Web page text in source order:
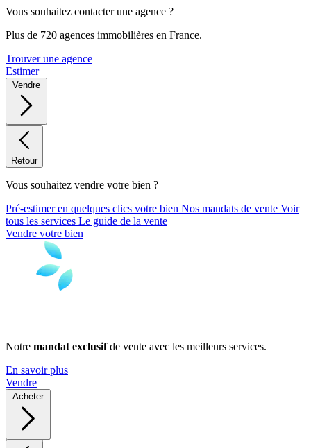
Vous souhaitez contacter une agence ?
Plus de 720 agences immobilières en France.
Trouver une agence
Estimer
Vendre
Retour
Vous souhaitez vendre votre bien ?
Pré-estimer en quelques clics votre bien Nos mandats de vente Voir
tous les services Le guide de la vente
Vendre votre bien
Notre mandat exclusifde vente avec les meilleurs services.
En savoir plus
Vendre
Acheter